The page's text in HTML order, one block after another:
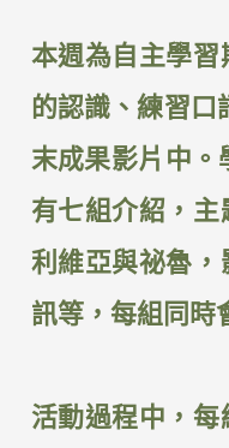
本週為自主學
的認識、練習
末成果影片中
有七組介紹，
利維亞與祕魯
訊等，每組同時
活動過程中，